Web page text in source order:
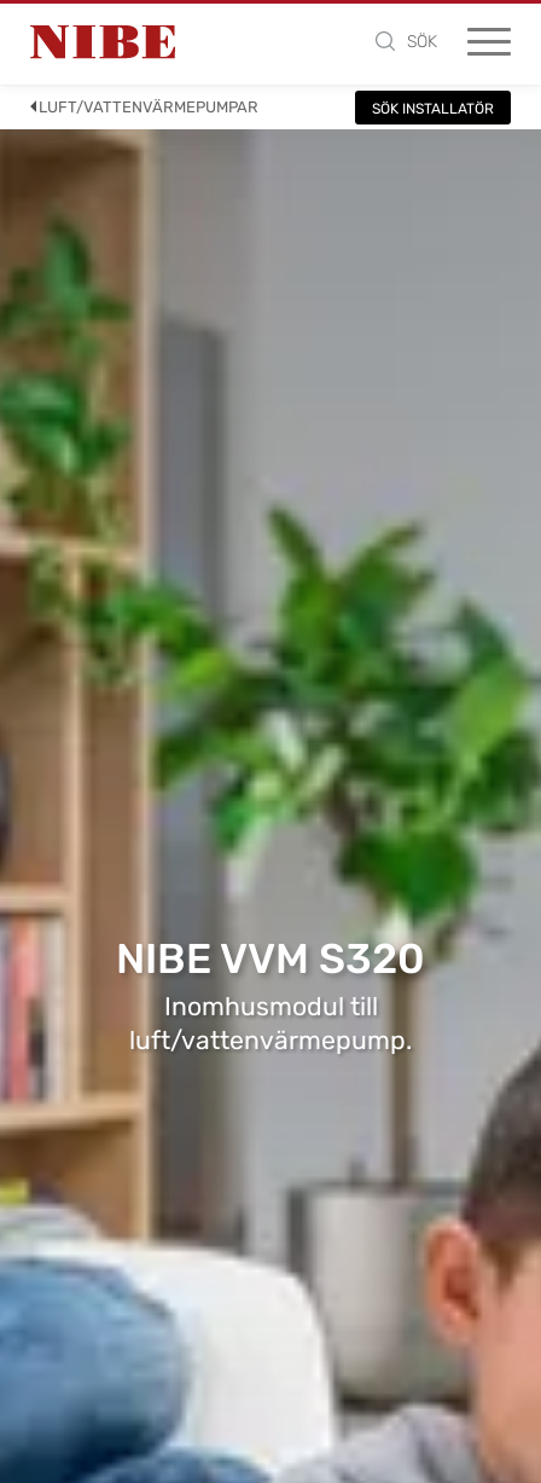
SÖK
LUFT/VATTENVÄRMEPUMPAR SÖK INSTALLATÖR
NIBE VVM S320
Inomhusmodul till
luft/vattenvärmepump.